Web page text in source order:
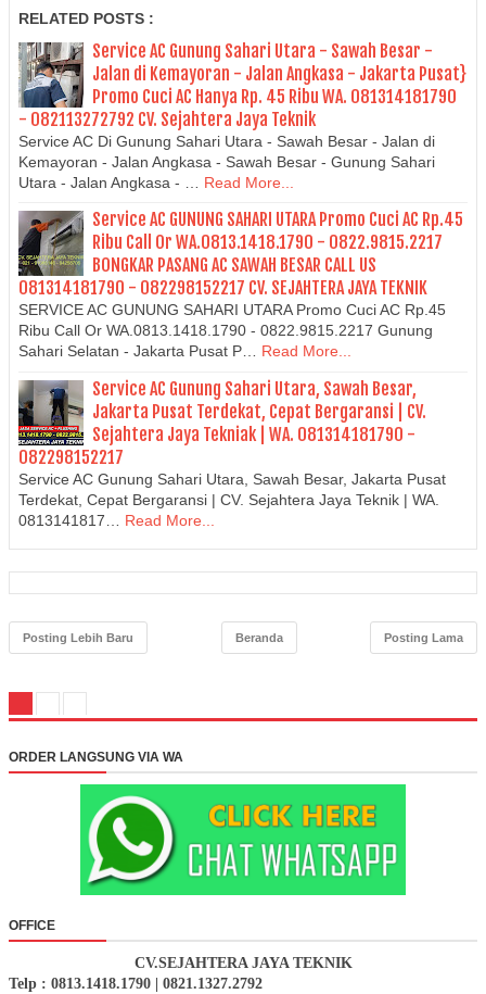
RELATED POSTS :
Service AC Gunung Sahari Utara - Sawah Besar -
Jalan di Kemayoran - Jalan Angkasa - Jakarta Pusat}
Promo Cuci AC Hanya Rp. 45 Ribu WA. 081314181790
- 082113272792 CV. Sejahtera Jaya Teknik
Service AC Di Gunung Sahari Utara - Sawah Besar - Jalan di
Kemayoran - Jalan Angkasa - Sawah Besar - Gunung Sahari
Utara - Jalan Angkasa - …
Read More...
Service AC GUNUNG SAHARI UTARA Promo Cuci AC Rp.45
Ribu Call Or WA.0813.1418.1790 - 0822.9815.2217
BONGKAR PASANG AC SAWAH BESAR CALL US
081314181790 - 082298152217 CV. SEJAHTERA JAYA TEKNIK
SERVICE AC GUNUNG SAHARI UTARA Promo Cuci AC Rp.45
Ribu Call Or WA.0813.1418.1790 - 0822.9815.2217 Gunung
Sahari Selatan - Jakarta Pusat P… Read More...
Service AC Gunung Sahari Utara, Sawah Besar,
Jakarta Pusat Terdekat, Cepat Bergaransi | CV.
Sejahtera Jaya Tekniak | WA. 081314181790 -
082298152217
Service AC Gunung Sahari Utara, Sawah Besar, Jakarta Pusat
Terdekat, Cepat Bergaransi | CV. Sejahtera Jaya Teknik | WA.
0813141817…
Read More...
Posting Lebih Baru Posting Lama
Beranda
ORDER LANGSUNG VIA WA
OFFICE
CV.SEJAHTERA JAYA TEKNIK
Telp : 0813.1418.1790 | 0821.1327.2792